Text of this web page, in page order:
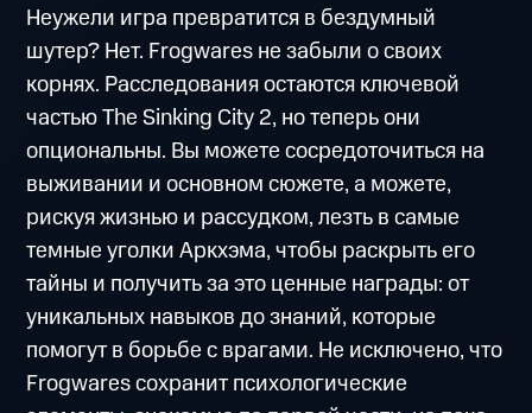
Неужели игра превратится в бездумный
шутер? Нет. Frogwares не забыли о своих
корнях. Расследования остаются ключевой
частью The Sinking City 2, но теперь они
опциональны. Вы можете сосредоточиться на
выживании и основном сюжете, а можете,
рискуя жизнью и рассудком, лезть в самые
темные уголки Аркхэма, чтобы раскрыть его
тайны и получить за это ценные награды: от
уникальных навыков до знаний, которые
помогут в борьбе с врагами. Не исключено, что
Frogwares сохранит психологические